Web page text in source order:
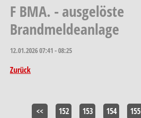
F BMA. - ausgelöste
Brandmeldeanlage
12.01.202607:41 - 08:25
Zurück
<< 152 153 154 155